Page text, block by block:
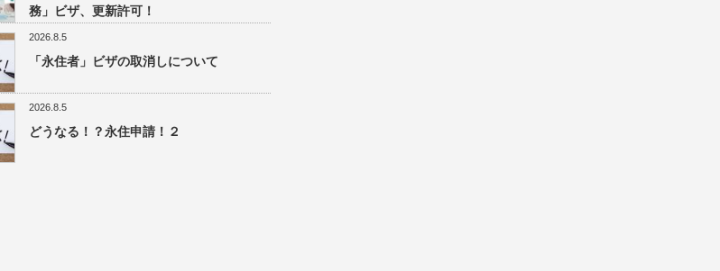
務」ビザ、更新許可！
2026.8.5
「永住者」ビザの取消しについて
2026.8.5
どうなる！？永住申請！２